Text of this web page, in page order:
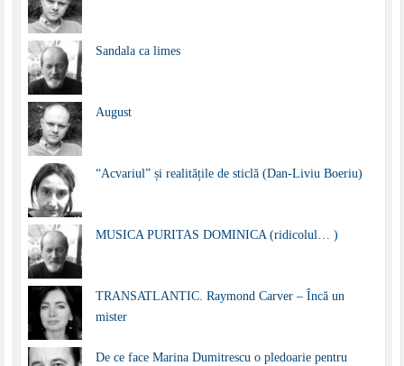
Sandala ca limes
August
“Acvariul” și realitățile de sticlă (Dan-Liviu Boeriu)
MUSICA PURITAS DOMINICA (ridicolul… )
TRANSATLANTIC. Raymond Carver – Încă un
mister
De ce face Marina Dumitrescu o pledoarie pentru